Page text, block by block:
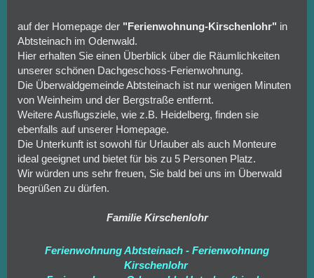
auf der Homepage der "Ferienwohnung-Kirschenlohr" in
Abtsteinach im Odenwald.
Hier erhalten Sie einen Überblick über die Räumlichkeiten
unserer schönen Dachgeschoss-Ferienwohnung.
Die Überwaldgemeinde Abtsteinach ist nur wenigen Minuten
von Weinheim und der Bergstraße entfernt.
Weitere Ausflugsziele, wie z.B. Heidelberg, finden sie
ebenfalls auf unserer Homepage.
Die Unterkunft ist sowohl für Urlauber als auch Monteure
ideal geeignet und bietet für bis zu 5 Personen Platz.
Wir würden uns sehr freuen, Sie bald bei uns im Überwald
begrüßen zu dürfen.
Familie Kirschenlohr
Ferienwohnung Abtsteinach - Ferienwohnung
Kirschenlohr